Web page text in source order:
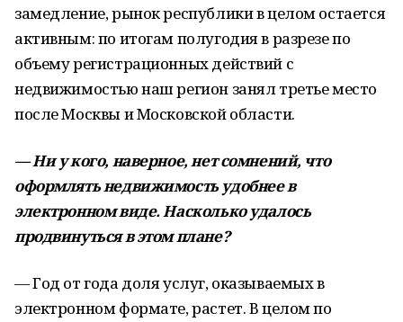
замедление, рынок республики в целом остается
активным: по итогам полугодия в разрезе по
объему регистрационных действий с
недвижимостью наш регион занял третье место
после Москвы и Московской области.
— Ни у кого, наверное, нет сомнений, что
оформлять недвижимость удобнее в
электронном виде. Насколько удалось
продвинуться в этом плане?
— Год от года доля услуг, оказываемых в
электронном формате, растет. В целом по